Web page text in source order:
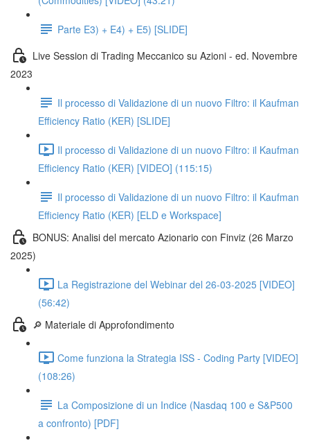
Parte E3) + E4) + E5) [SLIDE]
Live Session di Trading Meccanico su Azioni - ed. Novembre
2023
Il processo di Validazione di un nuovo Filtro: il Kaufman
Efficiency Ratio (KER) [SLIDE]
Il processo di Validazione di un nuovo Filtro: il Kaufman
Efficiency Ratio (KER) [VIDEO] (115:15)
Il processo di Validazione di un nuovo Filtro: il Kaufman
Efficiency Ratio (KER) [ELD e Workspace]
BONUS: Analisi del mercato Azionario con Finviz (26 Marzo
2025)
La Registrazione del Webinar del 26-03-2025 [VIDEO]
(56:42)
🔎 Materiale di Approfondimento
Come funziona la Strategia ISS - Coding Party [VIDEO]
(108:26)
La Composizione di un Indice (Nasdaq 100 e S&P500
a confronto) [PDF]